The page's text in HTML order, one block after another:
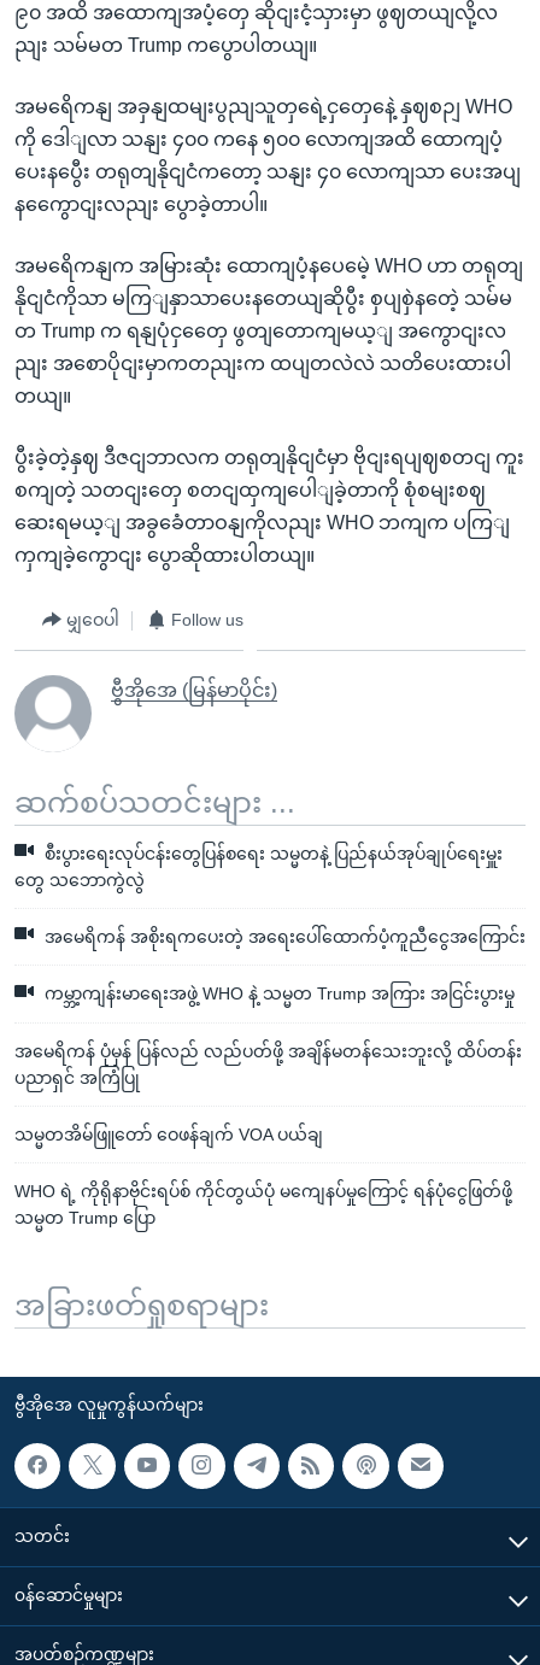
၉၀ အထိ အထောကျအပံ့တှေ ဆိုငျးငံ့သှားမှာ ဖွဈတယျလို့လ
ညျး သမ်မတ Trump ကပွောပါတယျ။
အမရေိကနျ အခှနျထမျးပွညျသူတှရေဲ့ငှတှေနေဲ့ နှဈစဉျ WHO
ကို ဒေါျလာ သနျး ၄၀၀ ကနေ ၅၀၀ လောကျအထိ ထောကျပံ့
ပေးနပွေီး တရုတျနိုငျငံကတော့ သနျး ၄၀ လောကျသာ ပေးအပျ
နကွေောငျးလညျး ပွောခဲ့တာပါ။
အမရေိကနျက အမြားဆုံး ထောကျပံ့နပေမေဲ့ WHO ဟာ တရုတျ
နိုငျငံကိုသာ မကြျနှာသာပေးနတေယျဆိုပွီး စှပျစှဲနတေဲ့ သမ်မ
တ Trump က ရနျပုံငှတှေေ ဖွတျတောကျမယ့ျ အကွောငျးလ
ညျး အစောပိုငျးမှာကတညျးက ထပျတလဲလဲ သတိပေးထားပါ
တယျ။
ပွီးခဲ့တဲ့နှဈ ဒီဇငျဘာလက တရုတျနိုငျငံမှာ ဗိုငျးရပျဈစတငျ ကူး
စကျတဲ့ သတငျးတှေ စတငျထှကျပေါျခဲ့တာကို စုံစမျးစဈ
ဆေးရမယ့ျ အခွခေံတာဝနျကိုလညျး WHO ဘကျက ပကြျ
ကှကျခဲ့ကွောငျး ပွောဆိုထားပါတယျ။
မျှဝေပါ Follow us
ဗွီအိုအေ (မြန်မာပိုင်း)
ဆက်စပ်သတင်းများ ...
စီးပွားရေးလုပ်ငန်းတွေပြန်စရေး သမ္မတနဲ့ ပြည်နယ်အုပ်ချုပ်ရေးမှူး
တွေ သဘောကွဲလွဲ
အမေရိကန် အစိုးရကပေးတဲ့ အရေးပေါ်ထောက်ပံ့ကူညီငွေအကြောင်း
ကမ္ဘာ့ကျန်းမာရေးအဖွဲ့ WHO နဲ့ သမ္မတ Trump အကြား အငြင်းပွားမှု
အမေရိကန် ပုံမှန် ပြန်လည် လည်ပတ်ဖို့ အချိန်မတန်သေးဘူးလို့ ထိပ်တန်း
ပညာရှင် အကြံပြု
သမ္မတအိမ်ဖြူတော် ဝေဖန်ချက် VOA ပယ်ချ
WHO ရဲ့ ကိုရိုနာဗိုင်းရပ်စ် ကိုင်တွယ်ပုံ မကျေနပ်မှုကြောင့် ရန်ပုံငွေဖြတ်ဖို့
သမ္မတ Trump ပြော
အခြားဖတ်ရှုစရာများ
ဗွီအိုအေ လူမှုကွန်ယက်များ
သတင်း
၀န်ဆောင်မှုများ
အပတ်စဉ်ကဏ္ဍများ